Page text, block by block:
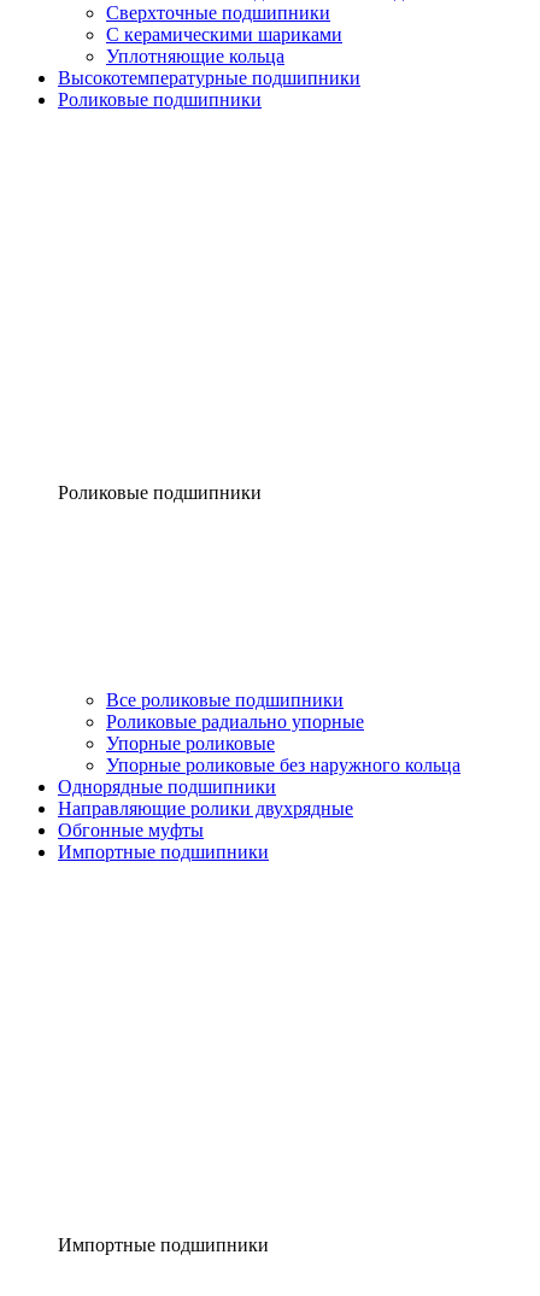
Сверхточные подшипники
С керамическими шариками
Уплотняющие кольца
Высокотемпературные подшипники
Роликовые подшипники
Роликовые подшипники
Все роликовые подшипники
Роликовые радиально упорные
Упорные роликовые
Упорные роликовые без наружного кольца
Однорядные подшипники
Направляющие ролики двухрядные
Обгонные муфты
Импортные подшипники
Импортные подшипники